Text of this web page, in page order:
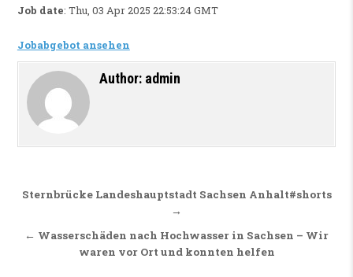
Job date: Thu, 03 Apr 2025 22:53:24 GMT
Jobabgebot ansehen
Author: admin
Beitragsnavigation
Sternbrücke Landeshauptstadt Sachsen Anhalt#shorts
→
← Wasserschäden nach Hochwasser in Sachsen – Wir
waren vor Ort und konnten helfen